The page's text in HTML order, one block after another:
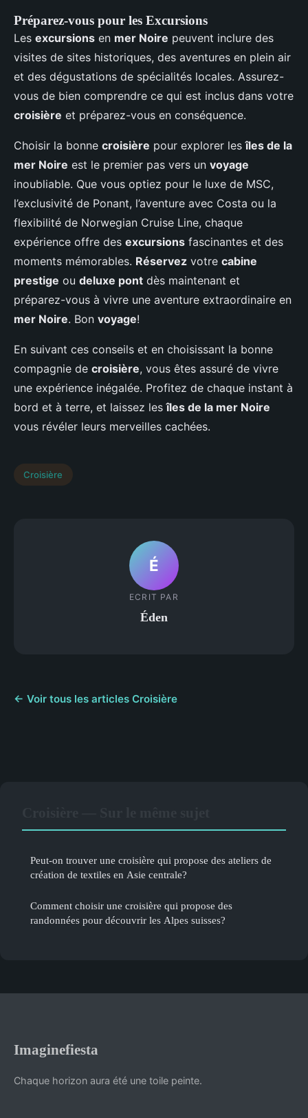
Préparez-vous pour les Excursions
Les excursions en mer Noire peuvent inclure des
visites de sites historiques, des aventures en plein air
et des dégustations de spécialités locales. Assurez-
vous de bien comprendre ce qui est inclus dans votre
croisière et préparez-vous en conséquence.
Choisir la bonne croisière pour explorer lesîles de la
mer Noire est le premier pas vers un voyage
inoubliable. Que vous optiez pour le luxe de MSC,
l’exclusivité de Ponant, l’aventure avec Costa ou la
flexibilité de Norwegian Cruise Line, chaque
expérience offre des excursions fascinantes et des
moments mémorables. Réservez votre cabine
prestige ou deluxe pont dès maintenant et
préparez-vous à vivre une aventure extraordinaire en
mer Noire. Bon voyage!
En suivant ces conseils et en choisissant la bonne
compagnie de croisière, vous êtes assuré de vivre
une expérience inégalée. Profitez de chaque instant à
bord et à terre, et laissez lesîles de la mer Noire
vous révéler leurs merveilles cachées.
Croisière
É
ECRIT PAR
Éden
← Voir tous les articles Croisière
Peut-on trouver une croisière qui propose des ateliers de
création de textiles en Asie centrale?
Comment choisir une croisière qui propose des
randonnées pour découvrir les Alpes suisses?
Imaginefiesta
Chaque horizon aura été une toile peinte.